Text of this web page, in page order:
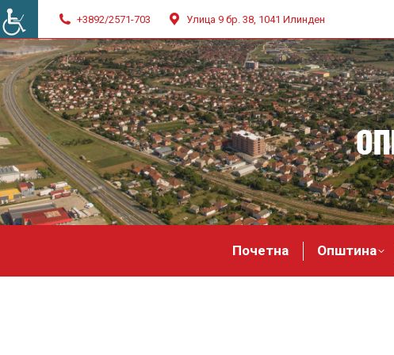
+3892/2571-703 Улица 9 бр. 38, 1041 Илинден
Почетна Општина